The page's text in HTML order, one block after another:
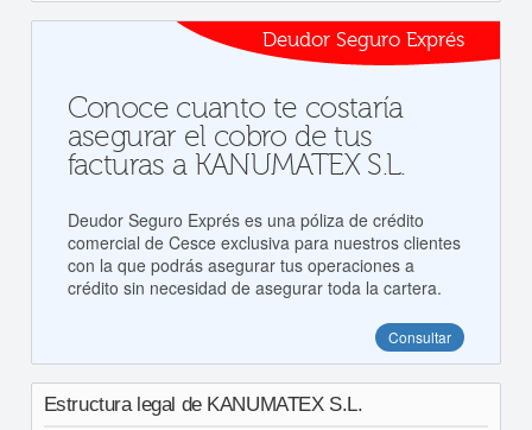
Deudor Seguro Exprés
Conoce cuanto te costaría
asegurar el cobro de tus
facturas a KANUMATEX S.L.
Deudor Seguro Exprés es una póliza de crédito
comercial de Cesce exclusiva para nuestros clientes
con la que podrás asegurar tus operaciones a
crédito sin necesidad de asegurar toda la cartera.
Consultar
Estructura legal de KANUMATEX S.L.